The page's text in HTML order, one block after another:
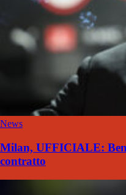
News
Milan, UFFICIALE:
contratto